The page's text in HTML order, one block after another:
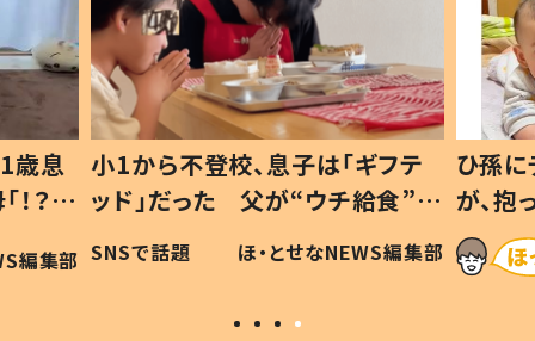
歳息
？」
編集部
小1から不登校、息子は「ギフテ
ッド」だった 父が“ウチ給食”を
作り続ける理由とは #令和の親
#令和の子
SNSで話題 ほ・とせなNEWS編集部
ひ孫
が、
「涙が
い」